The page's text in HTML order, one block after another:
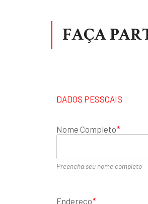
FAÇA
DADOS PESSOAIS
Nome Completo*
Preencha seu nome completo
Endereço*